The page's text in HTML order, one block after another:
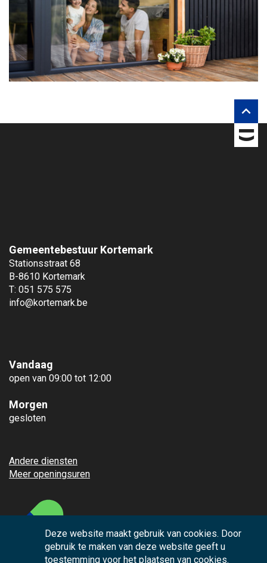
Deze website maakt gebruik van cookies. Door
gebruik te maken van deze website geeft u
toestemming voor het plaatsen van cookies.

Gemeentebestuur Kortemark
Stationsstraat 68
B-8610 Kortemark
T: 051 575 575
info@kortemark.be
Vandaag
open van 09:00 tot 12:00
Morgen
gesloten
Andere diensten
Meer openingsuren